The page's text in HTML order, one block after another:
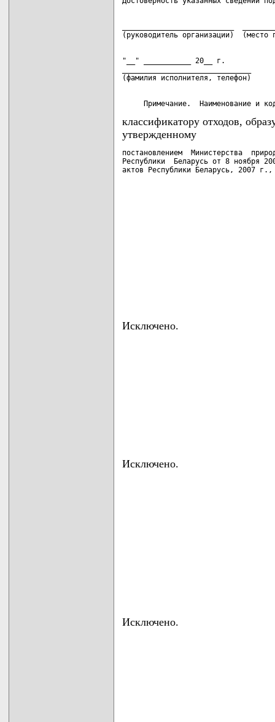
"__" ___________ 20__ г.
Примечание.  Наименование и
классификатору отходов,
утвержденному
постановлением  Министерства
Республики  Беларусь от 8 ноября
актов Республики Беларусь, 2007
Исключено.
Исключено.
Исключено.